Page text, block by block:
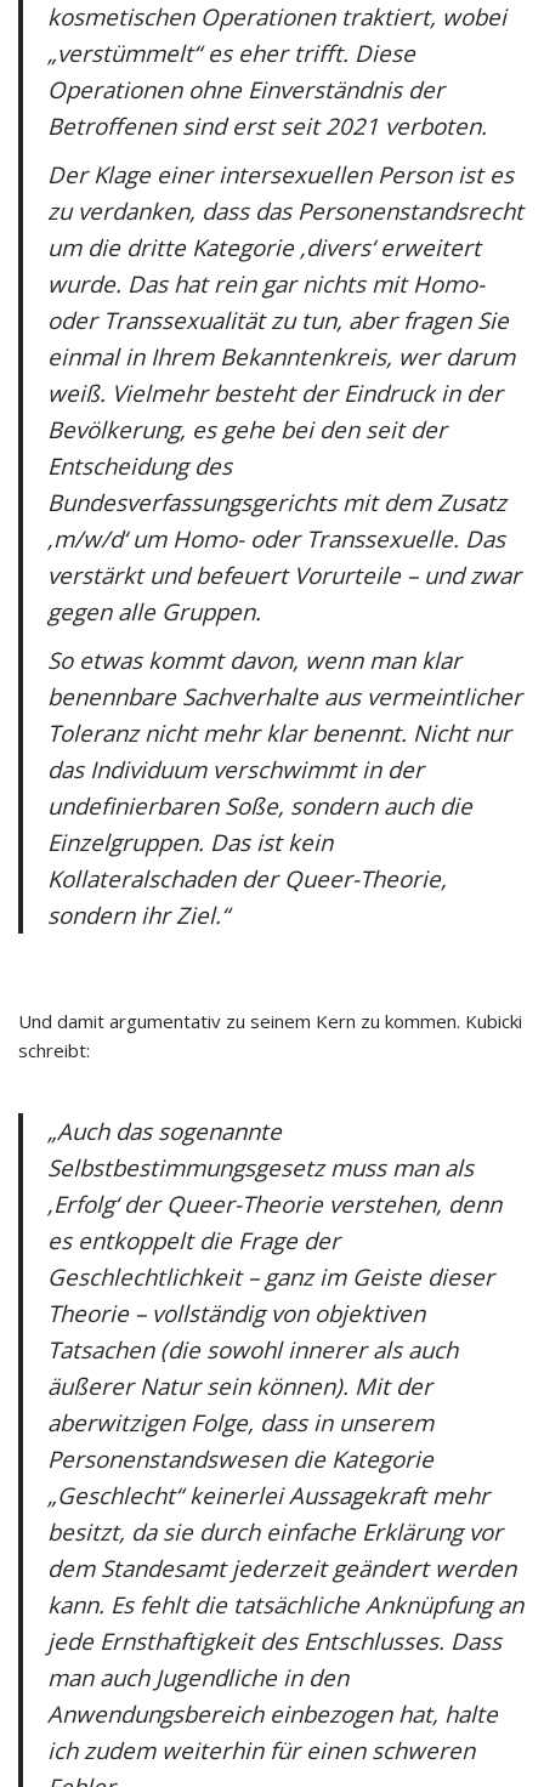
kosmetischen Operationen traktiert, wobei
„verstümmelt“ es eher trifft. Diese
Operationen ohne Einverständnis der
Betroffenen sind erst seit 2021 verboten.
Der Klage einer intersexuellen Person ist es
zu verdanken, dass das Personenstandsrecht
um die dritte Kategorie ‚divers‘ erweitert
wurde. Das hat rein gar nichts mit Homo-
oder Transsexualität zu tun, aber fragen Sie
einmal in Ihrem Bekanntenkreis, wer darum
weiß. Vielmehr besteht der Eindruck in der
Bevölkerung, es gehe bei den seit der
Entscheidung des
Bundesverfassungsgerichts mit dem Zusatz
‚m/w/d‘ um Homo- oder Transsexuelle. Das
verstärkt und befeuert Vorurteile – und zwar
gegen alle Gruppen.
So etwas kommt davon, wenn man klar
benennbare Sachverhalte aus vermeintlicher
Toleranz nicht mehr klar benennt. Nicht nur
das Individuum verschwimmt in der
undefinierbaren Soße, sondern auch die
Einzelgruppen. Das ist kein
Kollateralschaden der Queer-Theorie,
sondern ihr Ziel.“
Und damit argumentativ zu seinem Kern zu kommen. Kubicki
schreibt:
„Auch das sogenannte
Selbstbestimmungsgesetz muss man als
‚Erfolg‘ der Queer-Theorie verstehen, denn
es entkoppelt die Frage der
Geschlechtlichkeit – ganz im Geiste dieser
Theorie – vollständig von objektiven
Tatsachen (die sowohl innerer als auch
äußerer Natur sein können). Mit der
aberwitzigen Folge, dass in unserem
Personenstandswesen die Kategorie
„Geschlecht“ keinerlei Aussagekraft mehr
besitzt, da sie durch einfache Erklärung vor
dem Standesamt jederzeit geändert werden
kann. Es fehlt die tatsächliche Anknüpfung an
jede Ernsthaftigkeit des Entschlusses. Dass
man auch Jugendliche in den
Anwendungsbereich einbezogen hat, halte
ich zudem weiterhin für einen schweren